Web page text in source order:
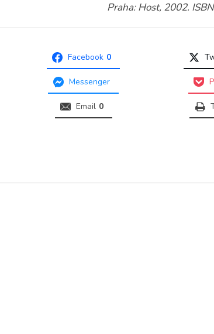
Praha: Host, 2002.
Facebook 0
Messenger
Email 0